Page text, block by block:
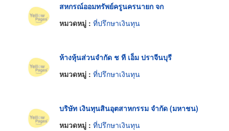
สหกรณ์ออมทรัพย์ครูนครนายก จก
หมวดหมู่ : ที่ปรึกษาเงินทุน
ห้างหุ้นส่วนจำกัด ช ที เอ็ม ปราจีนบุรี
หมวดหมู่ : ที่ปรึกษาเงินทุน
บริษัท เงินทุนสินอุตสาหกรรม จำกัด (มหาชน)
หมวดหมู่ : ที่ปรึกษาเงินทุน